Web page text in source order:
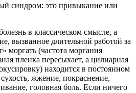
синдром: это привыкание или
в классическом смысле, а
вызванное длительной работой за
моргать (частота моргания
пленка пересыхает, а цилиарная
находится в постоянном
жжение, покраснение,
головная боль. Если ничего